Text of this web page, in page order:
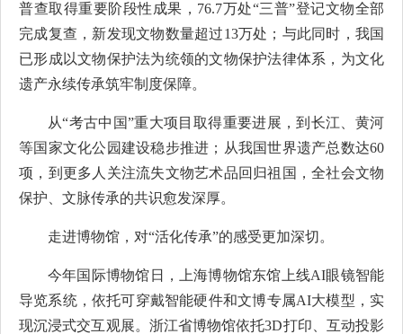
普查取得重要阶段性成果，76.7万处“三普”登记文物全部
完成复查，新发现文物数量超过13万处；与此同时，我国
已形成以文物保护法为统领的文物保护法律体系，为文化
遗产永续传承筑牢制度保障。
从“考古中国”重大项目取得重要进展，到长江、黄河
等国家文化公园建设稳步推进；从我国世界遗产总数达60
项，到更多人关注流失文物艺术品回归祖国，全社会文物
保护、文脉传承的共识愈发深厚。
走进博物馆，对“活化传承”的感受更加深切。
今年国际博物馆日，上海博物馆东馆上线AI眼镜智能
导览系统，依托可穿戴智能硬件和文博专属AI大模型，实
现沉浸式交互观展。浙江省博物馆依托3D打印、互动投影